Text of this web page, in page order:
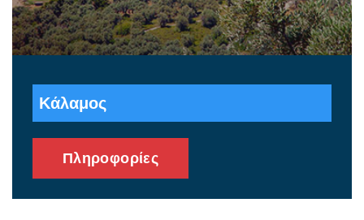
Κάλαμος
Πληροφορίες